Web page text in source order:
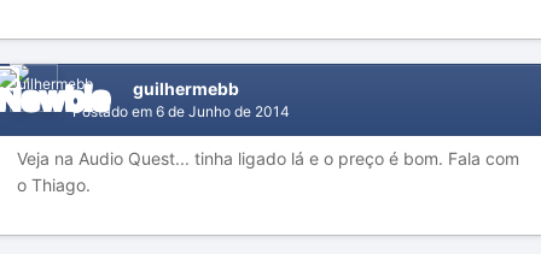
guilhermebb
Postado em 6 de Junho de 2014
Veja na Audio Quest... tinha ligado lá e o preço é bom. Fala com
o Thiago.